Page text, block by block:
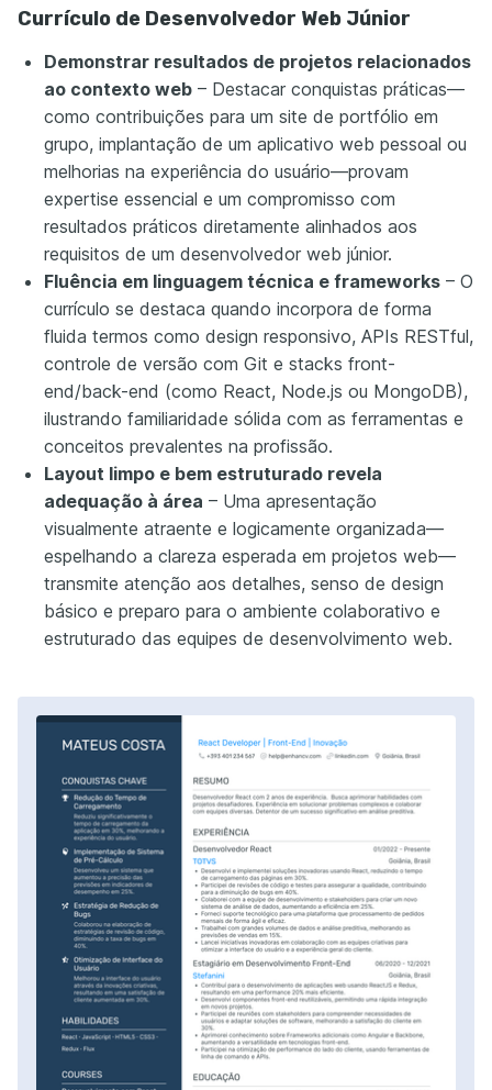
Currículo de Desenvolvedor Web Júnior
Demonstrar resultados de projetos relacionados
ao contexto web – Destacar conquistas práticas—
como contribuições para um site de portfólio em
grupo, implantação de um aplicativo web pessoal ou
melhorias na experiência do usuário—provam
expertise essencial e um compromisso com
resultados práticos diretamente alinhados aos
requisitos de um desenvolvedor web júnior.
Fluência em linguagem técnica e frameworks – O
currículo se destaca quando incorpora de forma
fluida termos como design responsivo, APIs RESTful,
controle de versão com Git e stacks front-
end/back-end (como React, Node.js ou MongoDB),
ilustrando familiaridade sólida com as ferramentas e
conceitos prevalentes na profissão.
Layout limpo e bem estruturado revela
adequação à área – Uma apresentação
visualmente atraente e logicamente organizada—
espelhando a clareza esperada em projetos web—
transmite atenção aos detalhes, senso de design
básico e preparo para o ambiente colaborativo e
estruturado das equipes de desenvolvimento web.